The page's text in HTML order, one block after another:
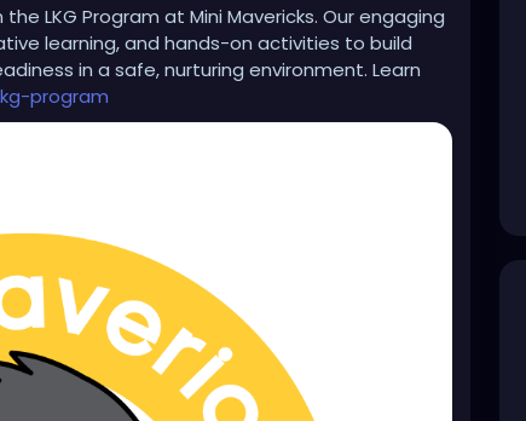
LKG Program at Mini Mavericks. Our engaging
learning, and hands-on activities to build
in a safe, nurturing environment. Learn
program